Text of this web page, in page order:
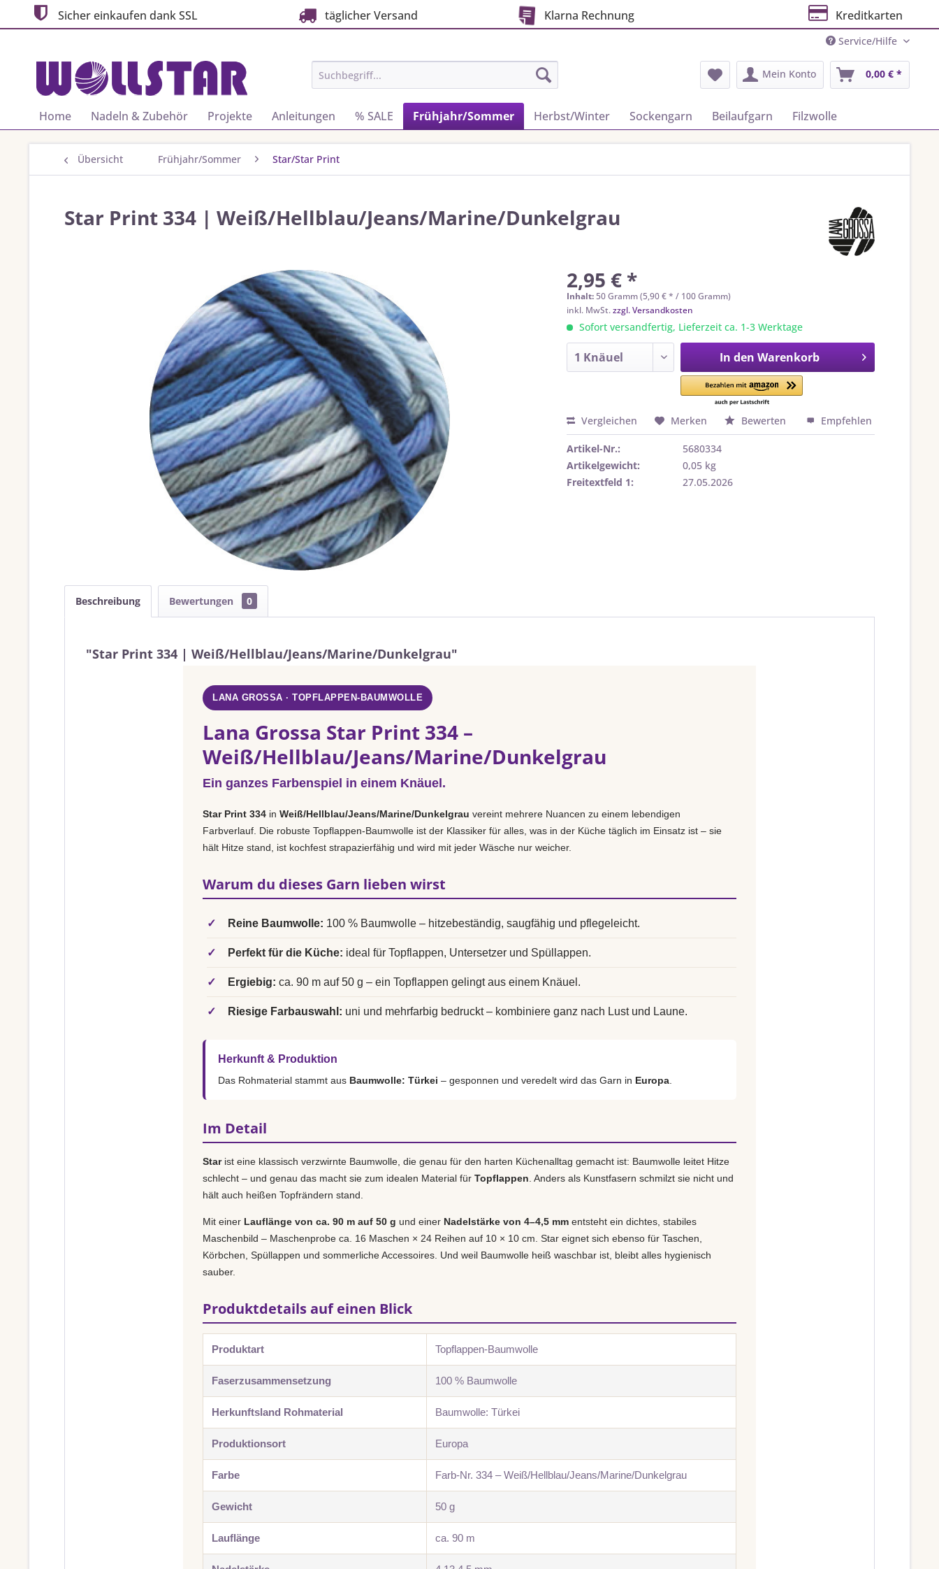
Sicher einkaufen dank SSL täglicher Versand Klarna Rechnung Kreditkarten
Service/Hilfe
Mein Konto 0,00 € *
Home Nadeln & Zubehör Projekte Anleitungen % SALE Frühjahr/Sommer Herbst/Winter Sockengarn Beilaufgarn Filzwolle
Übersicht Frühjahr/Sommer Star/Star Print
Star Print 334 | Weiß/Hellblau/Jeans/Marine/Dunkelgrau
2,95 € *
Inhalt: 50 Gramm (5,90 € * / 100 Gramm)
inkl. MwSt.zzgl. Versandkosten
Sofort versandfertig, Lieferzeit ca. 1-3 Werktage
In den Warenkorb
Vergleichen Merken Bewerten Empfehlen
Artikel-Nr.:
5680334
Artikelgewicht:
0,05 kg
Freitextfeld 1:
27.05.2026
Beschreibung Bewertungen 0
"Star Print 334 | Weiß/Hellblau/Jeans/Marine/Dunkelgrau"
LANA GROSSA · TOPFLAPPEN-BAUMWOLLE
Lana Grossa Star Print 334 –
Weiß/Hellblau/Jeans/Marine/Dunkelgrau
Ein ganzes Farbenspiel in einem Knäuel.
Star Print 334 in Weiß/Hellblau/Jeans/Marine/Dunkelgrau vereint mehrere Nuancen zu einem lebendigen
Farbverlauf. Die robuste Topflappen-Baumwolle ist der Klassiker für alles, was in der Küche täglich im Einsatz ist – sie
hält Hitze stand, ist kochfest strapazierfähig und wird mit jeder Wäsche nur weicher.
Warum du dieses Garn lieben wirst
✓ Reine Baumwolle: 100 % Baumwolle – hitzebeständig, saugfähig und pflegeleicht.
✓ Perfekt für die Küche: ideal für Topflappen, Untersetzer und Spüllappen.
✓ Ergiebig: ca. 90 m auf 50 g – ein Topflappen gelingt aus einem Knäuel.
✓ Riesige Farbauswahl: uni und mehrfarbig bedruckt – kombiniere ganz nach Lust und Laune.
Herkunft & Produktion
Das Rohmaterial stammt aus Baumwolle: Türkei – gesponnen und veredelt wird das Garn in Europa
Im Detail
Starist eine klassisch verzwirnte Baumwolle, die genau für den harten Küchenalltag gemacht ist: Baumwolle leitet Hitze
schlecht – und genau das macht sie zum idealen Material für Topflappen . Anders als Kunstfasern schmilzt sie nicht und
hält auch heißen Topfrändern stand.
Mit einer Lauflänge von ca. 90 m auf 50 g und einer Nadelstärke von 4–4,5 mm entsteht ein dichtes, stabiles
Maschenbild – Maschenprobe ca. 16 Maschen × 24 Reihen auf 10 × 10 cm. Star eignet sich ebenso für Taschen,
Körbchen, Spüllappen und sommerliche Accessoires. Und weil Baumwolle heiß waschbar ist, bleibt alles hygienisch
sauber.
Produktdetails auf einen Blick
Produktart Topflappen-Baumwolle
Faserzusammensetzung 100 % Baumwolle
Herkunftsland Rohmaterial Baumwolle: Türkei
Produktionsort Europa
Farbe Farb-Nr. 334 – Weiß/Hellblau/Jeans/Marine/Dunkelgrau
Gewicht 50 g
Lauflänge ca. 90 m